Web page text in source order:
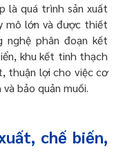
là quá trình sản xuất
mô lớn và được thiết
phân đoạn kết
khu kết tinh thạch
thuận lợi cho việc cơ
bảo quản muối.
chế biến,